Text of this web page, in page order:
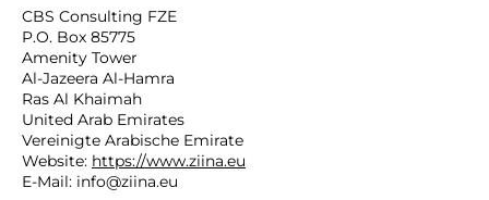
CBS Consulting FZE
P.O. Box 85775
Amenity Tower
Al-Jazeera Al-Hamra
Ras Al Khaimah
United Arab Emirates
Vereinigte Arabische Emirate
Website: https://www.ziina.eu
E-Mail: info@ziina.eu